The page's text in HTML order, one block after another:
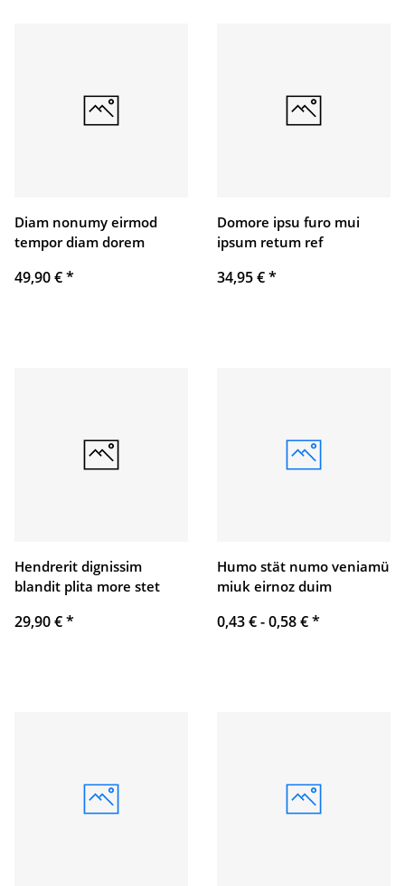
Diam nonumy eirmod
tempor diam dorem
49,90 €*
Domore ipsu furo mui
ipsum retum ref
34,95 €*
Hendrerit dignissim
blandit plita more stet
29,90 €*
Humo stät numo veniamü
miuk eirnoz duim
0,43 € -0,58 €*